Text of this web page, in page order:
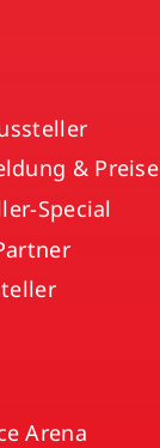
& Preise
Special
Arena